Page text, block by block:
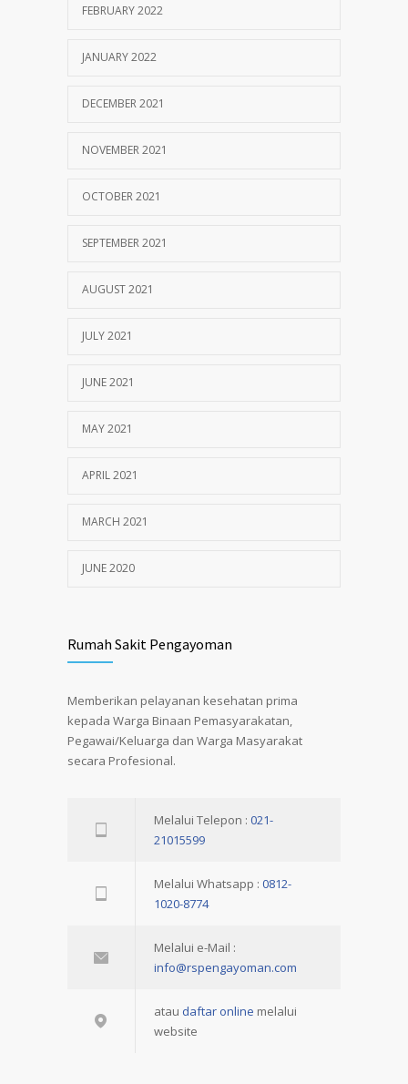
FEBRUARY 2022
JANUARY 2022
DECEMBER 2021
NOVEMBER 2021
OCTOBER 2021
SEPTEMBER 2021
AUGUST 2021
JULY 2021
JUNE 2021
MAY 2021
APRIL 2021
MARCH 2021
JUNE 2020
Rumah Sakit Pengayoman
Memberikan pelayanan kesehatan prima
kepada Warga Binaan Pemasyarakatan,
Pegawai/Keluarga dan Warga Masyarakat
secara Profesional.
Melalui Telepon : 021-
21015599
Melalui Whatsapp : 0812-
1020-8774
Melalui e-Mail :
info@rspengayoman.com
atau daftar online melalui
website